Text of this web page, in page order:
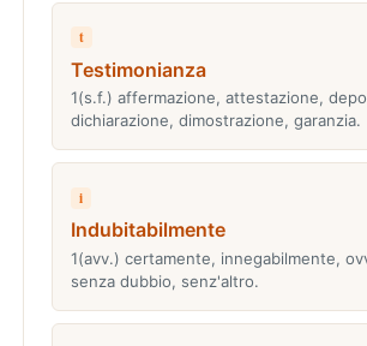
t
Testimonianza
1(s.f.) affermazione, attestazione,
dichiarazione, dimostrazione, garanzia.
i
Indubitabilmente
1(avv.) certamente, innegabilmente,
senza dubbio, senz'altro.